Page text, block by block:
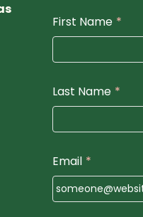
First Name *
Last Name *
Email *